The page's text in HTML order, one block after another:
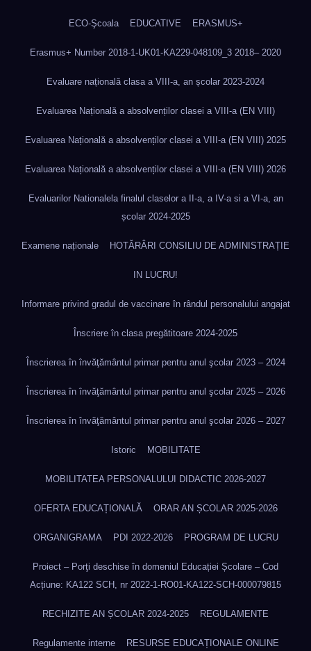
ECO-Şcoala EDUCATIVE ERASMUS+
Erasmus+ Number 2018-1-UK01-KA229-048109_3 2018– 2020
Evaluare națională clasa a VIII-a, an școlar 2023-2024
Evaluarea Națională a absolvenților clasei a VIII-a (EN VIII)
Evaluarea Națională a absolvenților clasei a VIII-a (EN VIII) 2025
Evaluarea Națională a absolvenților clasei a VIII-a (EN VIII) 2026
Evaluarilor Nationalela finalul claselor a II-a, a IV-a si a VI-a, an
școlar 2024-2025
Examene naționale HOTĂRÂRI CONSILIU DE ADMINISTRAȚIE
IN LUCRU!
Informare privind gradul de vaccinare în rândul personalului angajat
Înscriere în clasa pregătitoare 2024-2025
Înscrierea în învăţământul primar pentru anul şcolar 2023 – 2024
Înscrierea în învăţământul primar pentru anul şcolar 2025 – 2026
Înscrierea în învăţământul primar pentru anul şcolar 2026 – 2027
Istoric MOBILITATE
MOBILITATEA PERSONALULUI DIDACTIC 2026-2027
OFERTA EDUCAȚIONALĂ ORAR AN ȘCOLAR 2025-2026
ORGANIGRAMA PDI 2022-2026 PROGRAM DE LUCRU
Proiect – Porţi deschise în domeniul Educației Școlare – Cod
Acțiune: KA122 SCH, nr 2022-1-RO01-KA122-SCH-000079815
RECHIZITE AN ȘCOLAR 2024-2025 REGULAMENTE
Regulamente interne RESURSE EDUCAȚIONALE ONLINE